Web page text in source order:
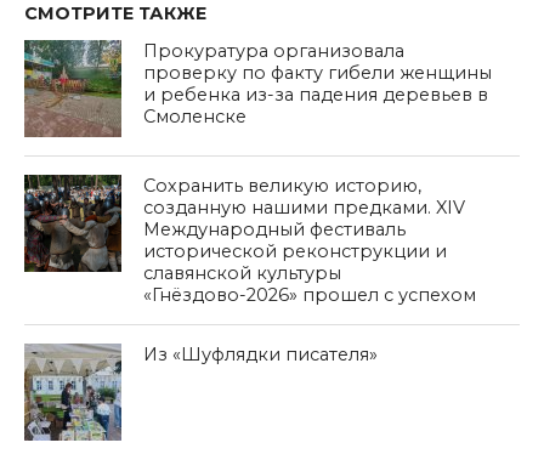
СМОТРИТЕ ТАКЖЕ
Прокуратура организовала
проверку по факту гибели женщины
и ребенка из-за падения деревьев в
Смоленске
Сохранить великую историю,
созданную нашими предками. XIV
Международный фестиваль
исторической реконструкции и
славянской культуры
«Гнёздово-2026» прошел с успехом
Из «Шуфлядки писателя»